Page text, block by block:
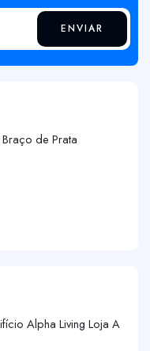
ENVIAR
de Prata
Alpha Living Loja A